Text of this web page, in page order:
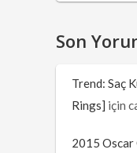
Son
Trend: Saç
Rings] için
2015 Oscar